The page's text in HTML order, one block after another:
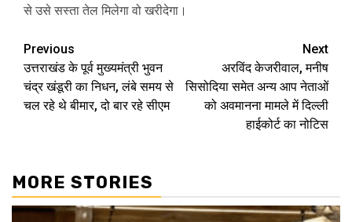
से उसे सस्ता तेल मिलेगा वो खरीदेगा।
Post
navigation
Previous
उत्तराखंड के पूर्व मुख्यमंत्री भुवन
चंद्र खंडूरी का निधन, लंबे समय से
चल रहे थे बीमार, दो बार रहे सीएम
Next
अरविंद केजरीवाल, मनीष
सिसोदिया समेत अन्य आप नेताओं
को अवमानना मामले में दिल्ली
हाईकोर्ट का नोटिस
MORE STORIES